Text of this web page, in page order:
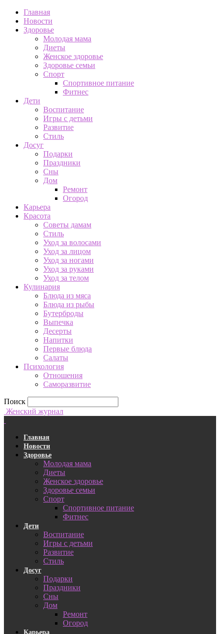
Главная
Новости
Здоровье
Молодая мама
Диеты
Женское здоровье
Здоровье семьи
Спорт
Спортивное питание
Фитнес
Дети
Воспитание
Игры с детьми
Развитие
Стиль
Досуг
Подарки
Праздники
Сны
Дом
Ремонт
Огород
Карьера
Красота
Советы дамам
Стиль
Уход за волосами
Уход за лицом
Уход за ногами
Уход за руками
Уход за телом
Кулинария
Блюда из мяса
Блюда из рыбы
Бутерброды
Выпечка
Десерты
Напитки
Первые блюда
Салаты
Психология
Отношения
Саморазвитие
Поиск
Женский журнал
Главная
Новости
Здоровье
Молодая мама
Диеты
Женское здоровье
Здоровье семьи
Спорт
Спортивное питание
Фитнес
Дети
Воспитание
Игры с детьми
Развитие
Стиль
Досуг
Подарки
Праздники
Сны
Дом
Ремонт
Огород
Карьера